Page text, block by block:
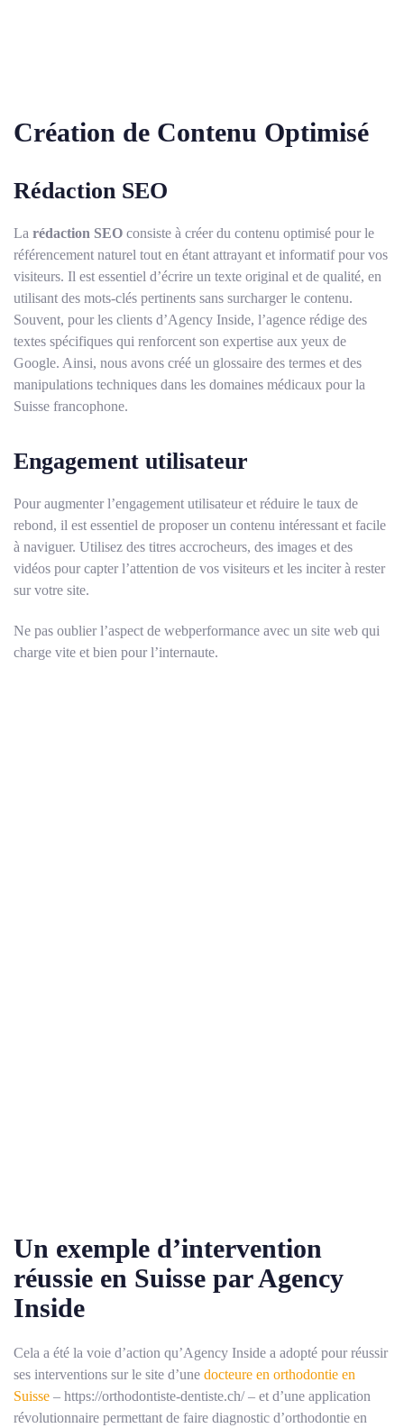
Création de Contenu Optimisé
Rédaction SEO
La rédaction SEO consiste à créer du contenu optimisé pour le
référencement naturel tout en étant attrayant et informatif pour vos
visiteurs. Il est essentiel d’écrire un texte original et de qualité, en
utilisant des mots-clés pertinents sans surcharger le contenu.
Souvent, pour les clients d’Agency Inside, l’agence rédige des
textes spécifiques qui renforcent son expertise aux yeux de
Google. Ainsi, nous avons créé un glossaire des termes et des
manipulations techniques dans les domaines médicaux pour la
Suisse francophone.
Engagement utilisateur
Pour augmenter l’engagement utilisateur et réduire le taux de
rebond, il est essentiel de proposer un contenu intéressant et facile
à naviguer. Utilisez des titres accrocheurs, des images et des
vidéos pour capter l’attention de vos visiteurs et les inciter à rester
sur votre site.
Ne pas oublier l’aspect de webperformance avec un site web qui
charge vite et bien pour l’internaute.
Un exemple d’intervention
réussie en Suisse par Agency
Inside
Cela a été la voie d’action qu’Agency Inside a adopté pour réussir
ses interventions sur le site d’une docteure en orthodontie en
Suisse – https://orthodontiste-dentiste.ch/ – et d’une application
révolutionnaire permettant de faire diagnostic d’orthodontie en